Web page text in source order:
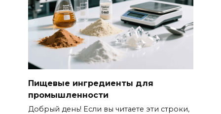
Пищевые ингредиенты для
промышленности
Добрый день! Если вы читаете эти строки,